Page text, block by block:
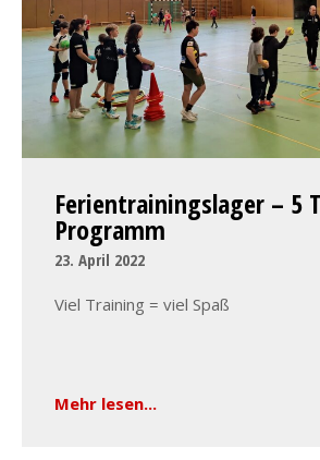
Ferientrainingslager – 5
Programm
23. April 2022
Viel Training = viel Spaß
Mehr lesen...